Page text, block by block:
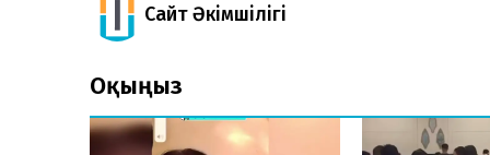
Сайт Әкімшілігі
Оқыңыз